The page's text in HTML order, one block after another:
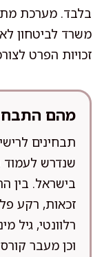
בלבד. מערכת
משרד לביטחון
זכויות הפרט
מהם
תבחינים
שנדרש לעמוד
בישראל. בין
זכאות, רקע
רלוונטי, גיל
וכן מעבר